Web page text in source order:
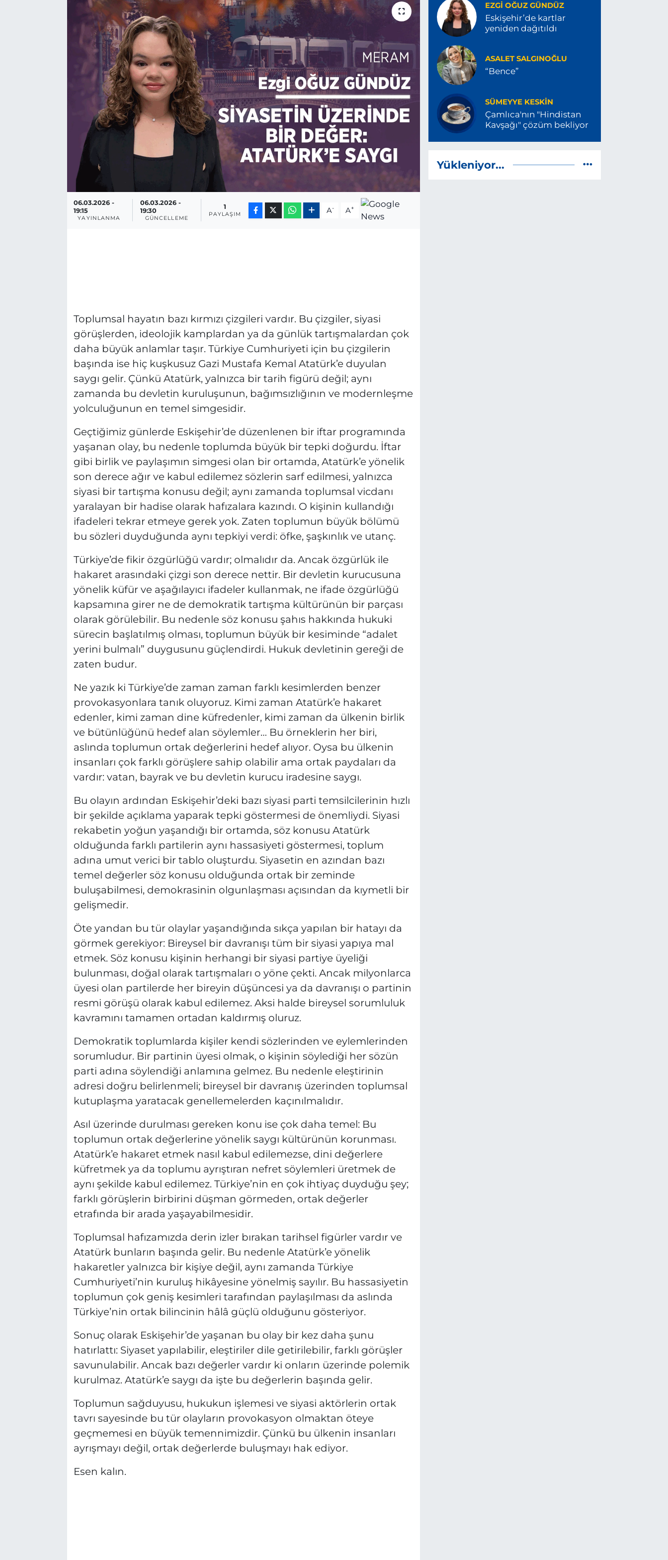
06.03.2026 -
19:15
YAYINLANMA
06.03.2026 -
19:30
GÜNCELLEME
1
PAYLAŞIM A- A+
Toplumsal hayatın bazı kırmızı çizgileri vardır. Bu çizgiler, siyasi
görüşlerden, ideolojik kamplardan ya da günlük tartışmalardan çok
daha büyük anlamlar taşır. Türkiye Cumhuriyeti için bu çizgilerin
başında ise hiç kuşkusuz Gazi Mustafa Kemal Atatürk’e duyulan
saygı gelir. Çünkü Atatürk, yalnızca bir tarih figürü değil; aynı
zamanda bu devletin kuruluşunun, bağımsızlığının ve modernleşme
yolculuğunun en temel simgesidir.
Geçtiğimiz günlerde Eskişehir’de düzenlenen bir iftar programında
yaşanan olay, bu nedenle toplumda büyük bir tepki doğurdu. İftar
gibi birlik ve paylaşımın simgesi olan bir ortamda, Atatürk’e yönelik
son derece ağır ve kabul edilemez sözlerin sarf edilmesi, yalnızca
siyasi bir tartışma konusu değil; aynı zamanda toplumsal vicdanı
yaralayan bir hadise olarak hafızalara kazındı. O kişinin kullandığı
ifadeleri tekrar etmeye gerek yok. Zaten toplumun büyük bölümü
bu sözleri duyduğunda aynı tepkiyi verdi: öfke, şaşkınlık ve utanç.
Türkiye’de fikir özgürlüğü vardır; olmalıdır da. Ancak özgürlük ile
hakaret arasındaki çizgi son derece nettir. Bir devletin kurucusuna
yönelik küfür ve aşağılayıcı ifadeler kullanmak, ne ifade özgürlüğü
kapsamına girer ne de demokratik tartışma kültürünün bir parçası
olarak görülebilir. Bu nedenle söz konusu şahıs hakkında hukuki
sürecin başlatılmış olması, toplumun büyük bir kesiminde “adalet
yerini bulmalı” duygusunu güçlendirdi. Hukuk devletinin gereği de
zaten budur.
Ne yazık ki Türkiye’de zaman zaman farklı kesimlerden benzer
provokasyonlara tanık oluyoruz. Kimi zaman Atatürk’e hakaret
edenler, kimi zaman dine küfredenler, kimi zaman da ülkenin birlik
ve bütünlüğünü hedef alan söylemler… Bu örneklerin her biri,
aslında toplumun ortak değerlerini hedef alıyor. Oysa bu ülkenin
insanları çok farklı görüşlere sahip olabilir ama ortak paydaları da
vardır: vatan, bayrak ve bu devletin kurucu iradesine saygı.
Bu olayın ardından Eskişehir’deki bazı siyasi parti temsilcilerinin hızlı
bir şekilde açıklama yaparak tepki göstermesi de önemliydi. Siyasi
rekabetin yoğun yaşandığı bir ortamda, söz konusu Atatürk
olduğunda farklı partilerin aynı hassasiyeti göstermesi, toplum
adına umut verici bir tablo oluşturdu. Siyasetin en azından bazı
temel değerler söz konusu olduğunda ortak bir zeminde
buluşabilmesi, demokrasinin olgunlaşması açısından da kıymetli bir
gelişmedir.
Öte yandan bu tür olaylar yaşandığında sıkça yapılan bir hatayı da
görmek gerekiyor: Bireysel bir davranışı tüm bir siyasi yapıya mal
etmek. Söz konusu kişinin herhangi bir siyasi partiye üyeliği
bulunması, doğal olarak tartışmaları o yöne çekti. Ancak milyonlarca
üyesi olan partilerde her bireyin düşüncesi ya da davranışı o partinin
resmi görüşü olarak kabul edilemez. Aksi halde bireysel sorumluluk
kavramını tamamen ortadan kaldırmış oluruz.
Demokratik toplumlarda kişiler kendi sözlerinden ve eylemlerinden
sorumludur. Bir partinin üyesi olmak, o kişinin söylediği her sözün
parti adına söylendiği anlamına gelmez. Bu nedenle eleştirinin
adresi doğru belirlenmeli; bireysel bir davranış üzerinden toplumsal
kutuplaşma yaratacak genellemelerden kaçınılmalıdır.
Asıl üzerinde durulması gereken konu ise çok daha temel: Bu
toplumun ortak değerlerine yönelik saygı kültürünün korunması.
Atatürk’e hakaret etmek nasıl kabul edilemezse, dini değerlere
küfretmek ya da toplumu ayrıştıran nefret söylemleri üretmek de
aynı şekilde kabul edilemez. Türkiye’nin en çok ihtiyaç duyduğu şey;
farklı görüşlerin birbirini düşman görmeden, ortak değerler
etrafında bir arada yaşayabilmesidir.
Toplumsal hafızamızda derin izler bırakan tarihsel figürler vardır ve
Atatürk bunların başında gelir. Bu nedenle Atatürk’e yönelik
hakaretler yalnızca bir kişiye değil, aynı zamanda Türkiye
Cumhuriyeti’nin kuruluş hikâyesine yönelmiş sayılır. Bu hassasiyetin
toplumun çok geniş kesimleri tarafından paylaşılması da aslında
Türkiye’nin ortak bilincinin hâlâ güçlü olduğunu gösteriyor.
Sonuç olarak Eskişehir’de yaşanan bu olay bir kez daha şunu
hatırlattı: Siyaset yapılabilir, eleştiriler dile getirilebilir, farklı görüşler
savunulabilir. Ancak bazı değerler vardır ki onların üzerinde polemik
kurulmaz. Atatürk’e saygı da işte bu değerlerin başında gelir.
Toplumun sağduyusu, hukukun işlemesi ve siyasi aktörlerin ortak
tavrı sayesinde bu tür olayların provokasyon olmaktan öteye
geçmemesi en büyük temennimizdir. Çünkü bu ülkenin insanları
ayrışmayı değil, ortak değerlerde buluşmayı hak ediyor.
Esen kalın.
EZGI OĞUZ GÜNDÜZ
Eskişehir’de kartlar
yeniden dağıtıldı
ASALET SALGINOĞLU
“Bence”
SÜMEYYE KESKIN
Çamlıca'nın "Hindistan
Kavşağı" çözüm bekliyor
Yükleniyor...